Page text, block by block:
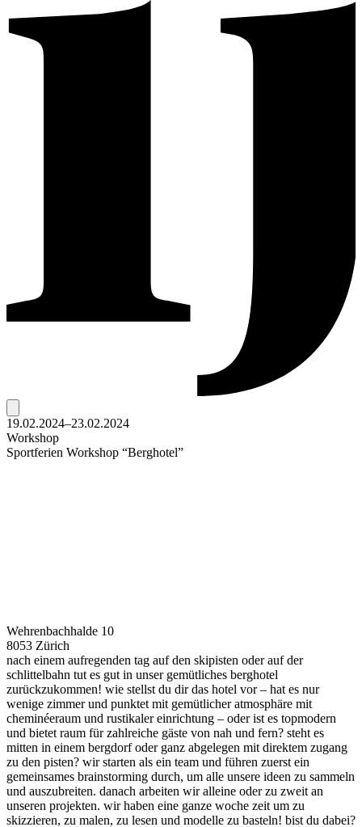
19.02.2024–23.02.2024
Workshop
Sportferien Workshop “Berghotel”
Wehrenbachhalde 10
8053 Zürich
nach einem aufregenden tag auf den skipisten oder auf der
schlittelbahn tut es gut in unser gemütliches berghotel
zurückzukommen! wie stellst du dir das hotel vor – hat es nur
wenige zimmer und punktet mit gemütlicher atmosphäre mit
cheminéeraum und rustikaler einrichtung – oder ist es topmodern
und bietet raum für zahlreiche gäste von nah und fern? steht es
mitten in einem bergdorf oder ganz abgelegen mit direktem zugang
zu den pisten? wir starten als ein team und führen zuerst ein
gemeinsames brainstorming durch, um alle unsere ideen zu sammeln
und auszubreiten. danach arbeiten wir alleine oder zu zweit an
unseren projekten. wir haben eine ganze woche zeit um zu
skizzieren, zu malen, zu lesen und modelle zu basteln! bist du dabei?